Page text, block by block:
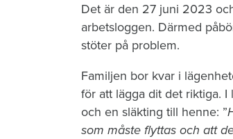
Det är den 27 juni 2023
arbetsloggen. Därmed
stöter på problem.
Familjen bor kvar i
för att lägga dit det riktiga.
och en släkting till henne: ”
som måste flyttas och att